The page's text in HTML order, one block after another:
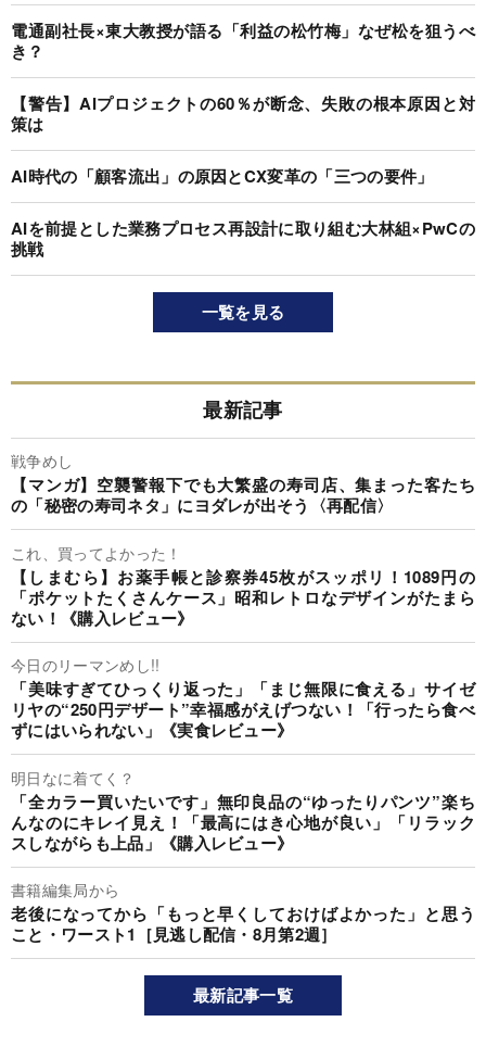
電通副社長×東大教授が語る「利益の松竹梅」なぜ松を狙うべ
き？
【警告】AIプロジェクトの60％が断念、失敗の根本原因と対
策は
AI時代の「顧客流出」の原因とCX変革の「三つの要件」
AIを前提とした業務プロセス再設計に取り組む大林組×PwCの
挑戦
一覧を見る
最新記事
戦争めし
【マンガ】空襲警報下でも大繁盛の寿司店、集まった客たち
の「秘密の寿司ネタ」にヨダレが出そう〈再配信〉
これ、買ってよかった！
【しまむら】お薬手帳と診察券45枚がスッポリ！1089円の
「ポケットたくさんケース」昭和レトロなデザインがたまら
ない！《購入レビュー》
今日のリーマンめし!!
「美味すぎてひっくり返った」「まじ無限に食える」サイゼ
リヤの“250円デザート”幸福感がえげつない！「行ったら食べ
ずにはいられない」《実食レビュー》
明日なに着てく？
「全カラー買いたいです」無印良品の“ゆったりパンツ”楽ち
んなのにキレイ見え！「最高にはき心地が良い」「リラック
スしながらも上品」《購入レビュー》
書籍編集局から
老後になってから「もっと早くしておけばよかった」と思う
こと・ワースト1［見逃し配信・8月第2週］
最新記事一覧